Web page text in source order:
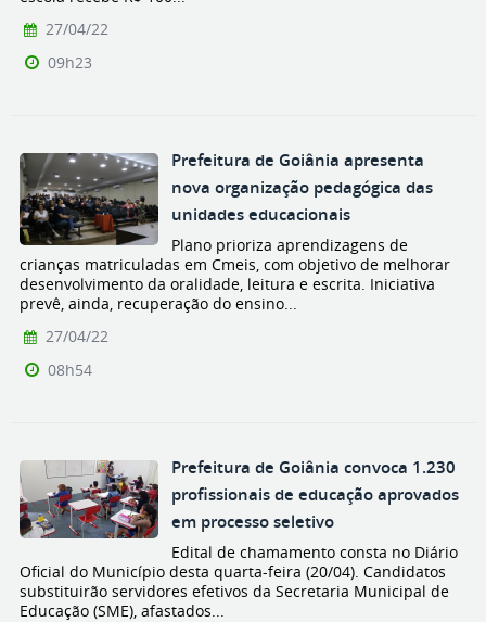
27/04/22
09h23
Prefeitura de Goiânia apresenta
nova organização pedagógica das
unidades educacionais
Plano prioriza aprendizagens de
crianças matriculadas em Cmeis, com objetivo de melhorar
desenvolvimento da oralidade, leitura e escrita. Iniciativa
prevê, ainda, recuperação do ensino...
27/04/22
08h54
Prefeitura de Goiânia convoca 1.230
profissionais de educação aprovados
em processo seletivo
Edital de chamamento consta no Diário
Oficial do Município desta quarta-feira (20/04). Candidatos
substituirão servidores efetivos da Secretaria Municipal de
Educação (SME), afastados...